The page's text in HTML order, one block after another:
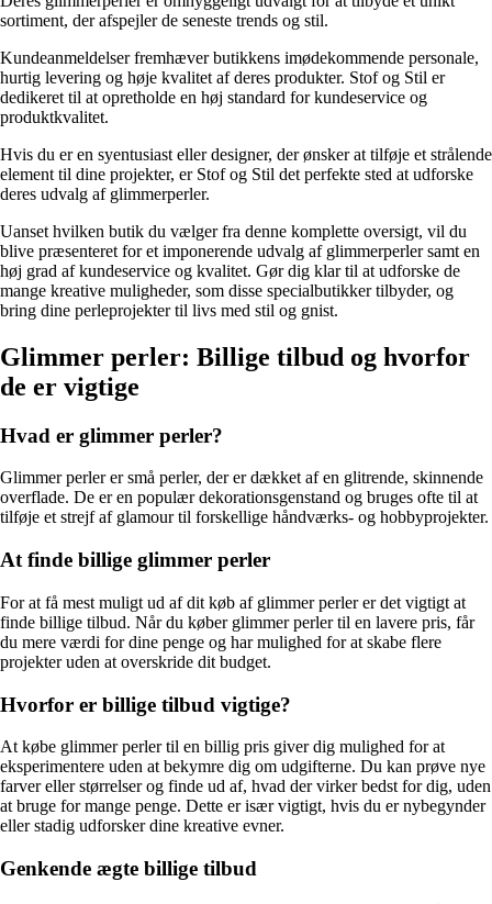
sortiment, der afspejler de seneste trends og stil.
Kundeanmeldelser fremhæver butikkens imødekommende personale,
hurtig levering og høje kvalitet af deres produkter. Stof og Stil er
dedikeret til at opretholde en høj standard for kundeservice og
produktkvalitet.
Hvis du er en syentusiast eller designer, der ønsker at tilføje et strålende
element til dine projekter, er Stof og Stil det perfekte sted at udforske
deres udvalg af glimmerperler.
Uanset hvilken butik du vælger fra denne komplette oversigt, vil du
blive præsenteret for et imponerende udvalg af glimmerperler samt en
høj grad af kundeservice og kvalitet. Gør dig klar til at udforske de
mange kreative muligheder, som disse specialbutikker tilbyder, og
bring dine perleprojekter til livs med stil og gnist.
Glimmer perler: Billige tilbud og hvorfor
de er vigtige
Hvad er glimmer perler?
Glimmer perler er små perler, der er dækket af en glitrende, skinnende
overflade. De er en populær dekorationsgenstand og bruges ofte til at
tilføje et strejf af glamour til forskellige håndværks- og hobbyprojekter.
At finde billige glimmer perler
For at få mest muligt ud af dit køb af glimmer perler er det vigtigt at
finde billige tilbud. Når du køber glimmer perler til en lavere pris, får
du mere værdi for dine penge og har mulighed for at skabe flere
projekter uden at overskride dit budget.
Hvorfor er billige tilbud vigtige?
At købe glimmer perler til en billig pris giver dig mulighed for at
eksperimentere uden at bekymre dig om udgifterne. Du kan prøve nye
farver eller størrelser og finde ud af, hvad der virker bedst for dig, uden
at bruge for mange penge. Dette er især vigtigt, hvis du er nybegynder
eller stadig udforsker dine kreative evner.
Genkende ægte billige tilbud